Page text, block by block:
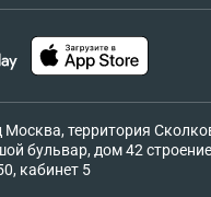
Москва, территория
бульвар, дом 42
кабинет 5